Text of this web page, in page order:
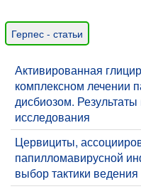
Герпес - статьи
Активированная
комплексном лечении
дисбиозом.
исследования
Цервициты,
папилломавирусной
выбор тактики